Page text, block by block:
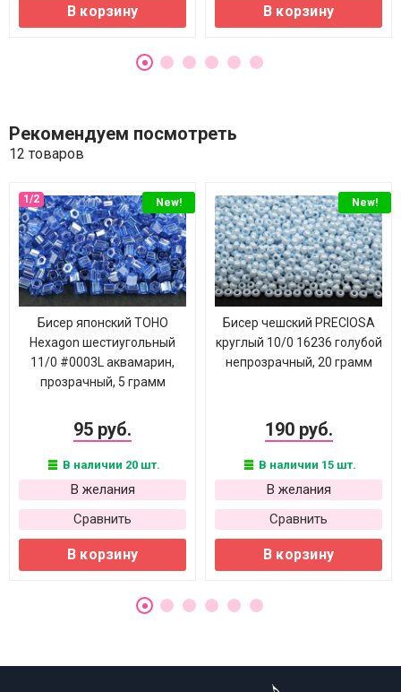
В корзину В корзину
Рекомендуем посмотреть
12 товаров
New!
Бисер японский TOHO
Hexagon шестиугольный
11/0 #0003L аквамарин,
прозрачный, 5 грамм
95 руб.
В наличии 20 шт.
В желания
Сравнить
В корзину
New!
Бисер чешский PRECIOSA
круглый 10/0 16236 голубой
непрозрачный, 20 грамм
190 руб.
В наличии 15 шт.
В желания
Сравнить
В корзину